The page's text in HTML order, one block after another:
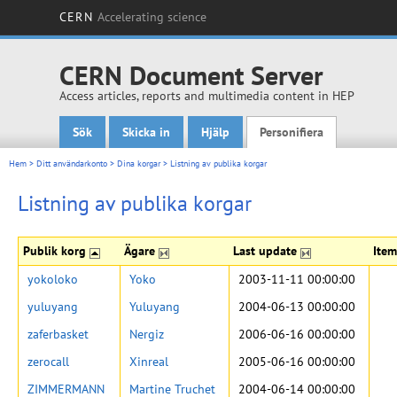
CERN Accelerating science
CERN Document Server
Access articles, reports and multimedia content in HEP
Main menu
Sök Skicka in Hjälp Personifiera
Hem > Ditt användarkonto > Dina korgar> Listning av publika korgar
Listning av publika korgar
Publik korg Ägare Last update
yokoloko Yoko 2003-11-11 00:00:00
yuluyang
Yuluyang 2004-06-13 00:00:00
zaferbasket
Nergiz 2006-06-16 00:00:00
zerocall
Xinreal 2005-06-16 00:00:00
ZIMMERMANN
Martine Truchet 2004-06-14 00:00:00